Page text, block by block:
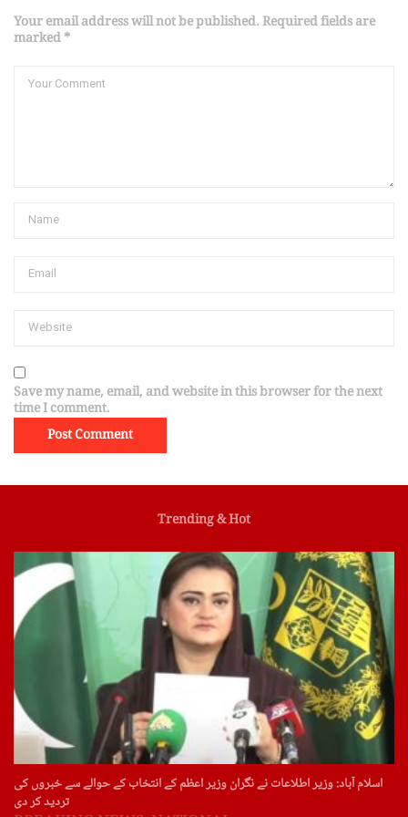
Your email address will not be published. Required fields are
marked *
Save my name, email, and website in this browser for the next
time I comment.
Trending & Hot
اسلام آباد: وزیر اطلاعات نے نگران وزیر اعظم کے انتخاب کے حوالے سے خبروں کی
تردید کر دی